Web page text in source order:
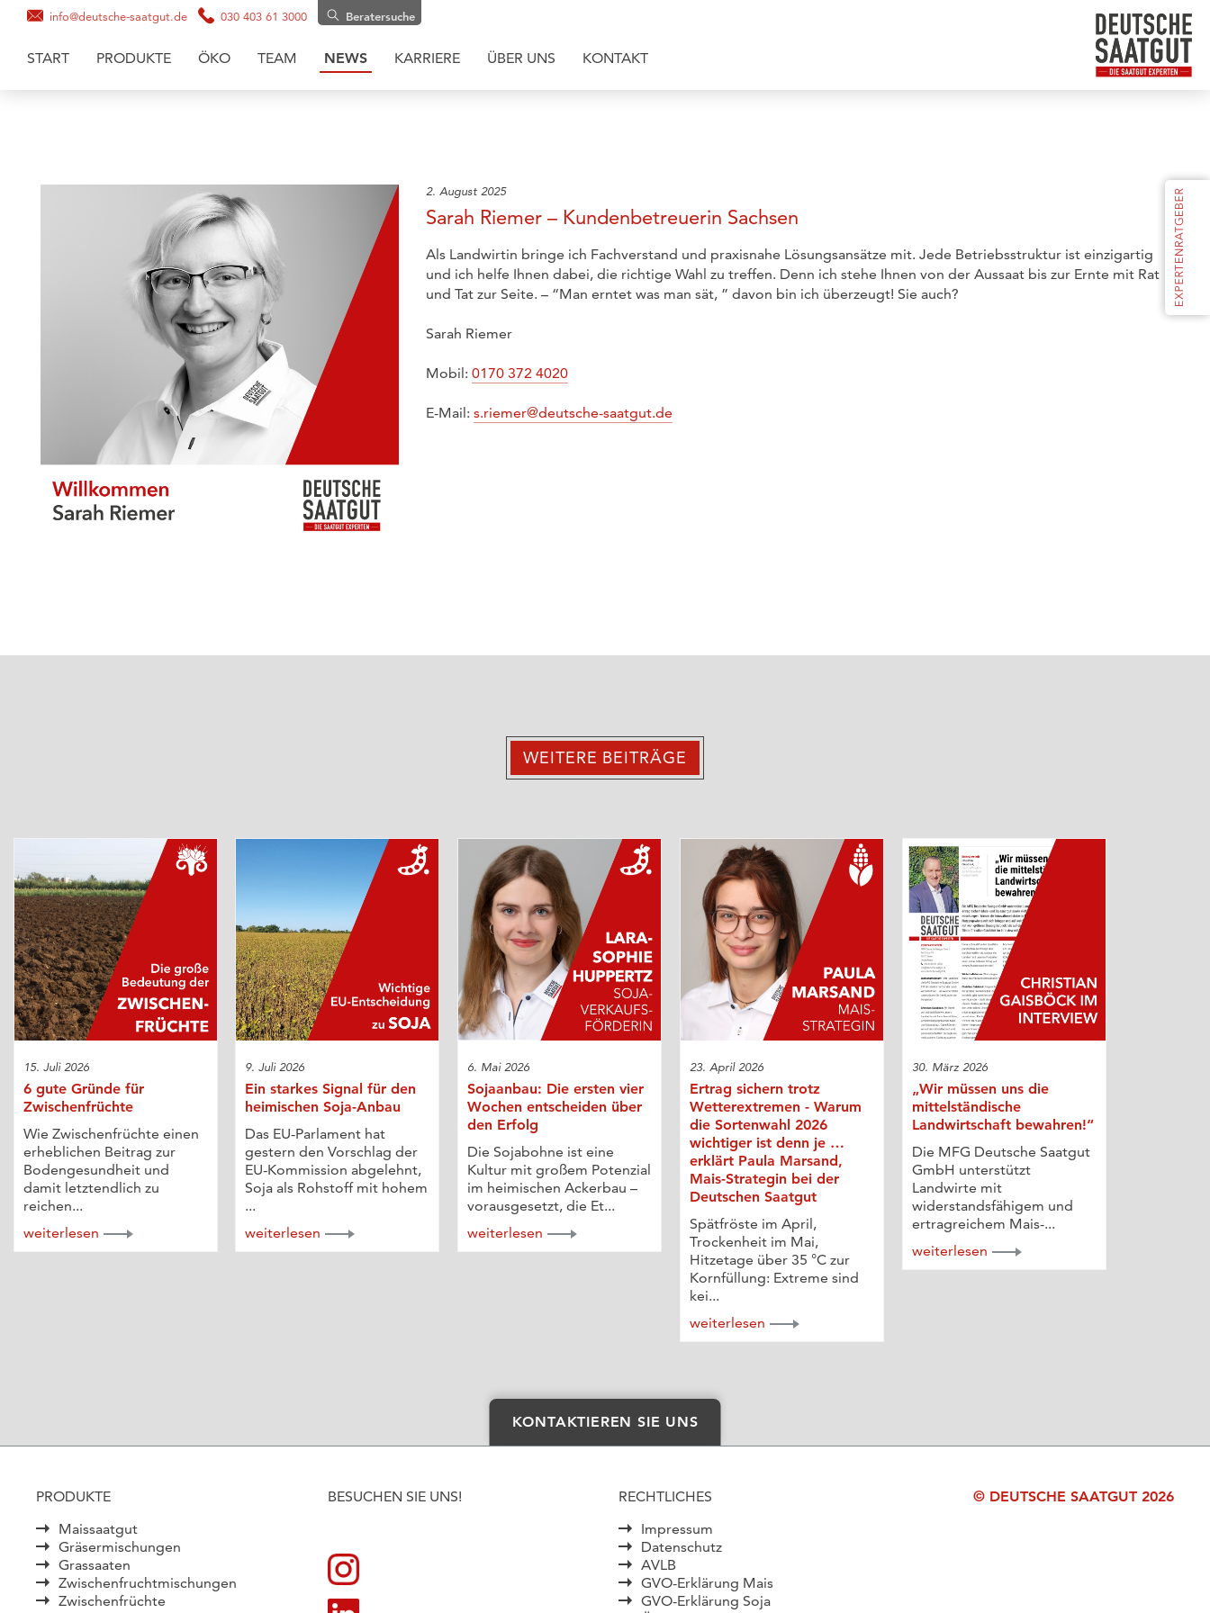
info@deutsche-saatgut.de 030 403 61 3000 Beratersuche
START PRODUKTE
Zwischenfrüchte
Getreide
Gräsermischungen
Grassaaten
Sonnenblumen
ÖKO TEAM NEWS KARRIERE ÜBER UNS KONTAKT
2. August 2025
Sarah Riemer – Kundenbetreuerin Sachsen
Als Landwirtin bringe ich Fachverstand und praxisnahe Lösungsansätze mit. Jede Betriebsstruktur ist einzigartig
und ich helfe Ihnen dabei, die richtige Wahl zu treffen. Denn ich stehe Ihnen von der Aussaat bis zur Ernte mit Rat
und Tat zur Seite. – “Man erntet was man sät, ” davon bin ich überzeugt! Sie auch?
Sarah Riemer
Mobil: 0170 372 4020
E-Mail: s.riemer@deutsche-saatgut.de
WEITERE BEITRÄGE
15. Juli 2026
6 gute Gründe für
Zwischenfrüchte
Wie Zwischenfrüchte einen
erheblichen Beitrag zur
Bodengesundheit und
damit letztendlich zu
reichen...
weiterlesen
9. Juli 2026
Ein starkes Signal für den
heimischen Soja-Anbau
Das EU-Parlament hat
gestern den Vorschlag der
EU-Kommission abgelehnt,
Soja als Rohstoff mit hohem
...
weiterlesen
6. Mai 2026
Sojaanbau: Die ersten vier
Wochen entscheiden über
den Erfolg
Die Sojabohne ist eine
Kultur mit großem Potenzial
im heimischen Ackerbau –
vorausgesetzt, die Et...
weiterlesen
23. April 2026
Ertrag sichern trotz
Wetterextremen - Warum
die Sortenwahl 2026
wichtiger ist denn je …
erklärt Paula Marsand,
Mais-Strategin bei der
Deutschen Saatgut
Spätfröste im April,
Trockenheit im Mai,
Hitzetage über 35 °C zur
Kornfüllung: Extreme sind
kei...
weiterlesen
30. März 2026
„Wir müssen uns die
mittelständische
Landwirtschaft bewahren!“
Die MFG Deutsche Saatgut
GmbH unterstützt
Landwirte mit
widerstandsfähigem und
ertragreichem Mais-...
weiterlesen
KONTAKTIEREN SIE UNS
PRODUKTE
Maissaatgut
Gräsermischungen
Grassaaten
Zwischenfruchtmischungen
Zwischenfrüchte
BESUCHEN SIE UNS!
RECHTLICHES
Impressum
Datenschutz
AVLB
GVO-Erklärung Mais
GVO-Erklärung Soja
© DEUTSCHE SAATGUT 2026